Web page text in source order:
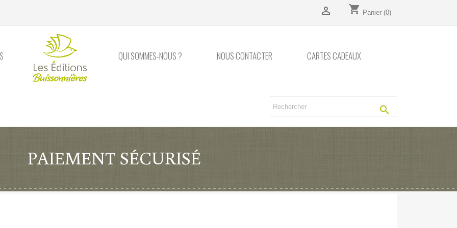
 shopping_cart Panier (0)
QUI SOMMES-NOUS ? NOUS CONTACTER CARTES CADEAUX

PAIEMENT SÉCURISÉ